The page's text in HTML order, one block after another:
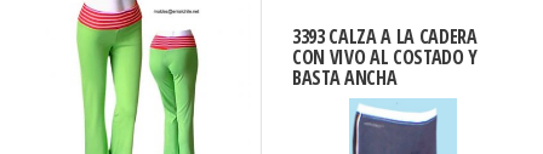
Las
opciones
se
pueden
hasta
múltiples
Las
3393 CALZA A LA CADERA
CON VIVO AL COSTADO Y
BASTA ANCHA